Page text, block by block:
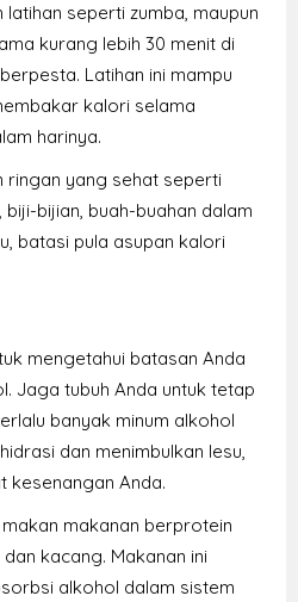
seperti zumba, maupun
kurang lebih 30 menit di
Latihan ini mampu
kalori selama
harinya.
ringan yang sehat seperti
bijian, buah-buahan dalam
batasi pula asupan kalori
mengetahui batasan Anda
Jaga tubuh Anda untuk tetap
banyak minum alkohol
dan menimbulkan lesu,
kesenangan Anda.
makanan berprotein
kacang. Makanan ini
alkohol dalam sistem